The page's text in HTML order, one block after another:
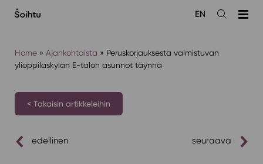
sisältöön
Avaa
EN
Home» Ajankohtaista » Peruskorjauksesta valmistuvan
ylioppilaskylän E-talon asunnot täynnä
< Takaisin artikkeleihin
edellinen seuraava